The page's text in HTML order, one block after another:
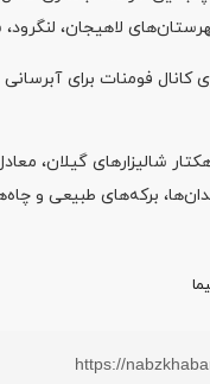
لنگرود، سیاهکل و آستانه اشرفیه، از
کانال فومنات برای
برکه‌های طبیعی و
https://